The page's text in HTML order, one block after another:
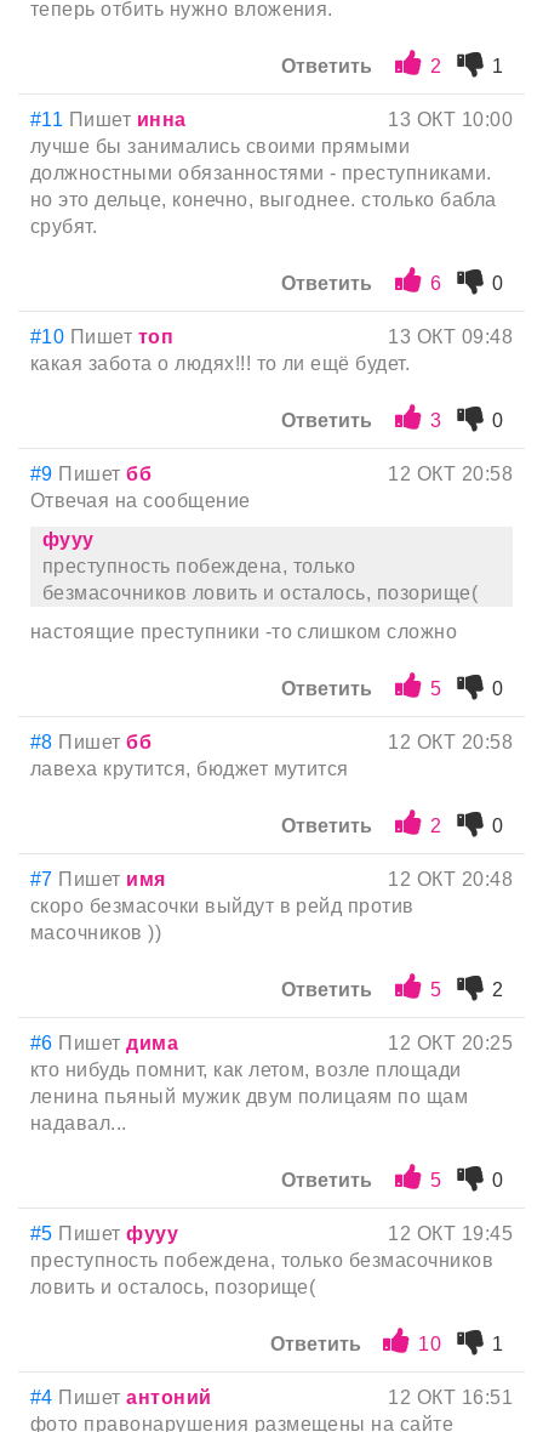
теперь отбить нужно вложения.
Ответить 2 1
#11 Пишет инна
13 ОКТ 10:00
лучше бы занимались своими прямыми
должностными обязанностями - преступниками.
но это дельце, конечно, выгоднее. столько бабла
срубят.
Ответить 6 0
#10 Пишет топ
13 ОКТ 09:48
какая забота о людях!!! то ли ещё будет.
Ответить 3 0
#9 Пишетбб
12 ОКТ 20:58
Отвечая на сообщение
фууу
преступность побеждена, только
безмасочников ловить и осталось, позорище(
настоящие преступники -то слишком сложно
Ответить 5 0
#8 Пишетбб
12 ОКТ 20:58
лавеха крутится, бюджет мутится
Ответить 2 0
#7 Пишет имя
12 ОКТ 20:48
скоро безмасочки выйдут в рейд против
масочников ))
Ответить 5 2
#6 Пишетдима
12 ОКТ 20:25
кто нибудь помнит, как летом, возле площади
ленина пьяный мужик двум полицаям по щам
надавал...
Ответить 5 0
#5 Пишетфууу
12 ОКТ 19:45
преступность побеждена, только безмасочников
ловить и осталось, позорище(
Ответить 10 1
#4 Пишетантоний
12 ОКТ 16:51
фото правонарушения размещены на сайте